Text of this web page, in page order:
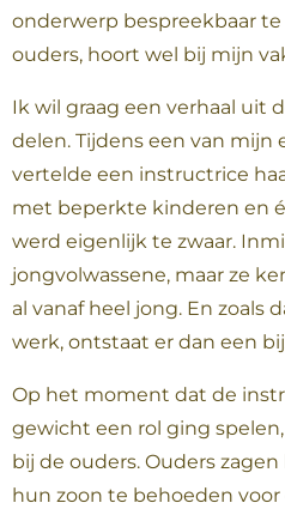
onderwerp bespreekbaar
ouders, hoort wel bij mijn
Ik wil graag een verhaal uit
delen. Tijdens een van mijn
vertelde een instructrice
met beperkte kinderen en
werd eigenlijk te zwaar.
jongvolwassene, maar ze
al vanaf heel jong. En zoals
werk, ontstaat er dan een
Op het moment dat de
gewicht een rol ging
bij de ouders. Ouders
hun zoon te behoeden voor